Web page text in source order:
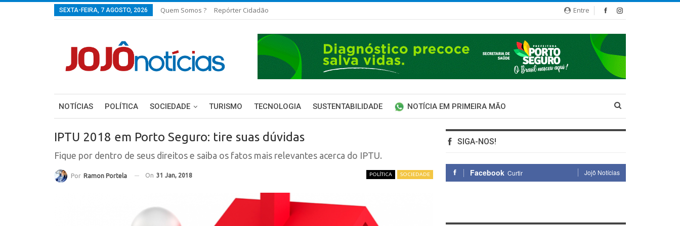
Entre
SEXTA-FEIRA, 7 AGOSTO, 2026 Quem Somos ? Repórter Cidadão
NOTÍCIAS POLÍTICA SOCIEDADE TURISMO TECNOLOGIA SUSTENTABILIDADE NOTÍCIA EM PRIMEIRA MÃO
IPTU 2018 em Porto Seguro: tire suas dúvidas
Fique por dentro de seus direitos e saiba os fatos mais relevantes acerca do IPTU.
POLÍTICA SOCIEDADE
Por Ramon Portela On 31 Jan, 2018
SIGA-NOS!
Facebook Curtir Jojô Notícias